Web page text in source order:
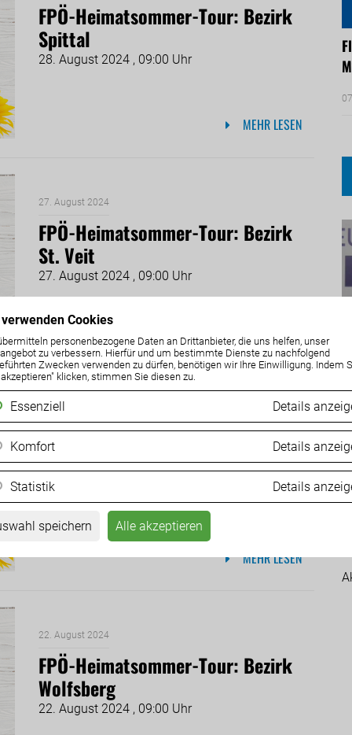
Cookies
personenbezogene Daten an Drittanbieter, die uns helfen, unser
zu verbessern. Hierfür und um bestimmte Dienste zu nachfolgend
Zwecken verwenden zu dürfen, benötigen wir Ihre Einwilligung. Indem
klicken, stimmen Sie diesen zu.
Essenziell Details
Komfort Details
Statistik Details
speichern Alle akzeptieren
FPÖ-Heimatsommer-Tour: Bezirk
Spittal
28. August 2024 , 09:00 Uhr
MEHR LESEN
27. August 2024
FPÖ-Heimatsommer-Tour: Bezirk
St. Veit
27. August 2024 , 09:00 Uhr
MEHR LESEN
FPÖ-Heimatsommer-Tour: Bezirk
Feldkirchen
26. August 2024 , 09:00 Uhr
MEHR LESEN
22. August 2024
FPÖ-Heimatsommer-Tour: Bezirk
Wolfsberg
22. August 2024 , 09:00 Uhr